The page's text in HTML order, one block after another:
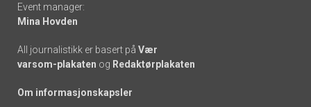
Event manager:
Mina Hovden
All journalistikk er basert på Vær
varsom-plakaten og Redaktørplakaten
Om informasjonskapsler